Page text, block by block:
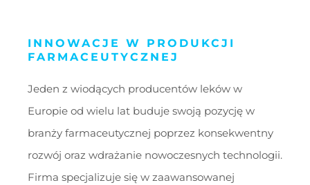
INNOWACJE W PRODUKCJI
FARMACEUTYCZNEJ
Jeden z wiodących producentów leków w
Europie od wielu lat buduje swoją pozycję w
branży farmaceutycznej poprzez konsekwentny
rozwój oraz wdrażanie nowoczesnych technologii.
Firma specjalizuje się w zaawansowanej